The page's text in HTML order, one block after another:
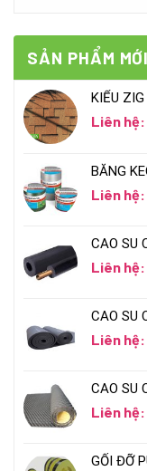
SẢN PHẨM
KIỂU
Liên
BĂNG
Liên
CAO SU
Liên
CAO SU
Liên
CAO SU
Liên
GỐI ĐỠ